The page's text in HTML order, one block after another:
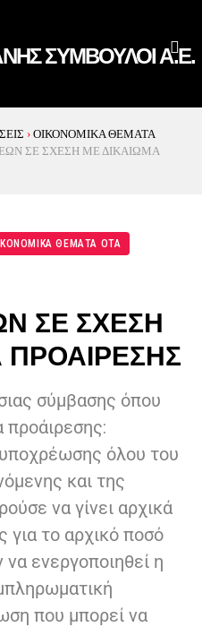
› ΟΙΚΟΝΟΜΙΚΑ ΘΕΜΑΤΑ
ΣΕ ΣΧΕΣΗ ΜΕ ΔΙΚΑΙΩΜΑ
ΘΕΜΑΤΑ ΟΤΑ
ΣΕ ΣΧΕΣΗ
ΠΡΟΑΙΡΕΣΗΣ
σύμβασης όπου
προάιρεσης:
όλου του
και της
να γίνει αρχικά
το αρχικό ποσό
να ενεργοποιηθεί η
που μπορεί να